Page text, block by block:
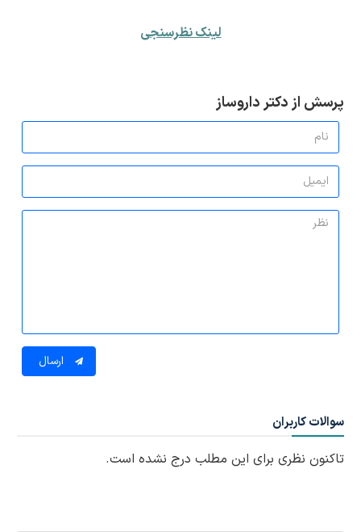
لینک نظرسنجی
پرسش از دکتر داروساز
ارسال
سوالات کاربران
تاکنون نظری برای این مطلب درج نشده است.